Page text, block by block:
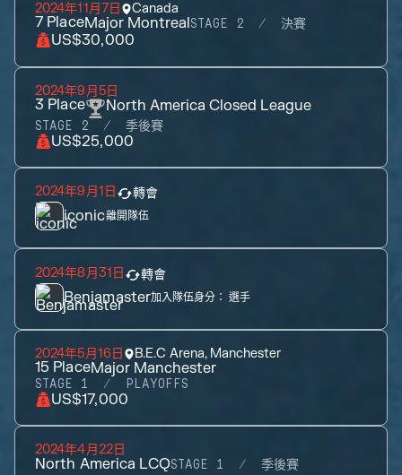
2024年11月7日 Canada
7 PlaceMajor MontrealSTAGE 2 決賽
US$30,000
2024年9月5日
3 Place North America Closed League
STAGE 2 季後賽
US$25,000
2024年9月1日 轉會
iconic離開隊伍
2024年8月31日 轉會
Benjamaster加入隊伍身分： 選手
2024年5月16日 B.E.C Arena, Manchester
15 PlaceMajor Manchester
STAGE 1 PLAYOFFS
US$17,000
2024年4月22日
North America LCQSTAGE 1 季後賽